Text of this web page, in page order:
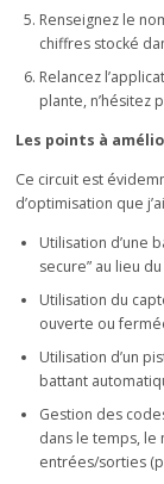
Renseignez le
chiffres stocké
Relancez
plante, n’hésitez
Les points à
Ce circuit est
d’optimisation que
Utilisation d’une
secure” au lieu
Utilisation du
ouverte ou
Utilisation d’un
battant
Gestion des
dans le temps, le
entrées/sorties